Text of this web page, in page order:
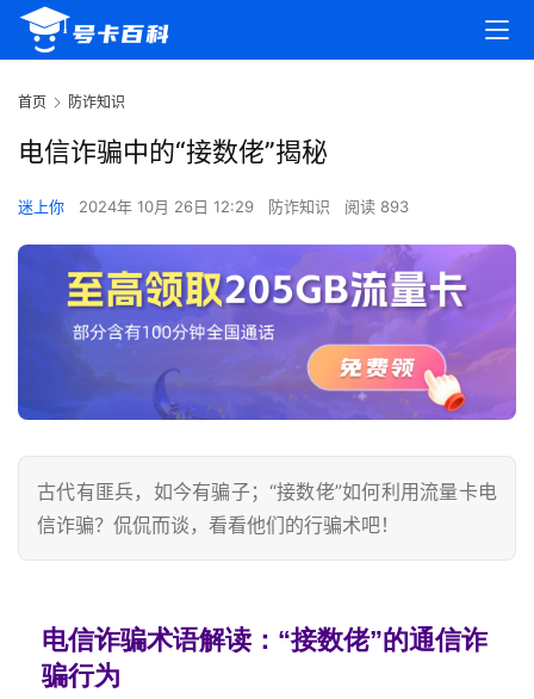
首页 防诈知识
电信诈骗中的“接数佬”揭秘
迷上你 2024年 10月 26日 12:29 防诈知识 阅读 893
古代有匪兵，如今有骗子；“接数佬”如何利用流量卡电
信诈骗？侃侃而谈，看看他们的行骗术吧！
电信诈骗术语解读：“接数佬”的通信诈
骗行为